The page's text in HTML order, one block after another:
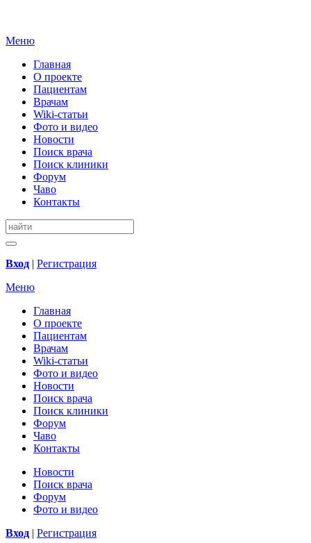
Меню
Главная
О проекте
Пациентам
Врачам
Wiki-статьи
Фото и видео
Новости
Поиск врача
Поиск клиники
Форум
Чаво
Контакты
Вход | Регистрация
Меню
Главная
О проекте
Пациентам
Врачам
Wiki-статьи
Фото и видео
Новости
Поиск врача
Поиск клиники
Форум
Чаво
Контакты
Новости
Поиск врача
Форум
Фото и видео
Вход | Регистрация